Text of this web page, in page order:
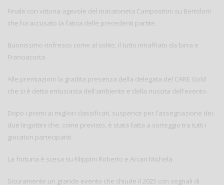
Finale con vittoria agevole del maratoneta Campostrini su Bertoloni
che ha accusato la fatica delle precedenti partite.
Buonissimo rinfresco come al solito, il tutto innaffiato da birra e
Franciacorta.
Alle premiazioni la gradita presenza della delegata del CARE Gold
che si è detta entusiasta dell'ambiente e della riuscita dell'evento.
Dopo i premi ai migliori classificati, suspence per l'assegnazione dei
due lingottini che, come previsto, è stata fatta a sorteggio tra tutti i
giocatori partecipanti.
La fortuna è scesa su Filippini Roberto e Arcari Michela.
Sicuramente un grande evento che chiude il 2025 con segnali di